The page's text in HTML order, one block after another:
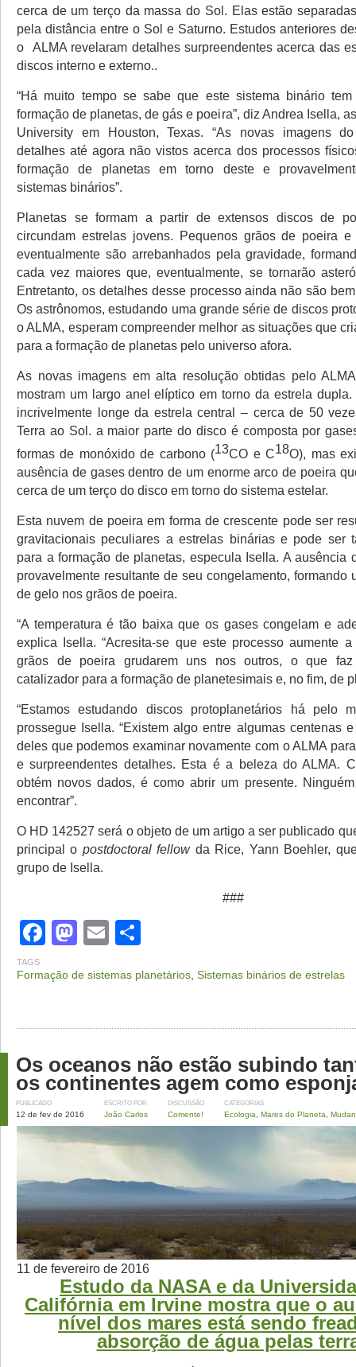
cerca de um terço da massa do Sol. Elas estão
pela distância entre o Sol e Saturno. Estudos anteriores
o ALMA revelaram detalhes surpreendentes acerca das
discos interno e externo..
“Há muito tempo se sabe que este sistema binário
formação de planetas, de gás e poeira”, diz Andrea Isella,
University em Houston, Texas. “As novas imagens
detalhes até agora não vistos acerca dos processos
formação de planetas em torno deste e
sistemas binários”.
Planetas se formam a partir de extensos discos de
circundam estrelas jovens. Pequenos grãos de poeira
eventualmente são arrebanhados pela gravidade,
cada vez maiores que, eventualmente, se tornarão
Entretanto, os detalhes desse processo ainda não são
Os astrônomos, estudando uma grande série de discos
o ALMA, esperam compreender melhor as situações que
para a formação de planetas pelo universo afora.
As novas imagens em alta resolução obtidas pelo
mostram um largo anel elíptico em torno da estrela
incrivelmente longe da estrela central – cerca de 50
Terra ao Sol. a maior parte do disco é composta por
formas de monóxido de carbono (13CO e C18O), mas
ausência de gases dentro de um enorme arco de poeira
cerca de um terço do disco em torno do sistema estelar.
Esta nuvem de poeira em forma de crescente pode ser
gravitacionais peculiares a estrelas binárias e pode ser
para a formação de planetas, especula Isella. A ausência
provavelmente resultante de seu congelamento, formando
de gelo nos grãos de poeira.
“A temperatura é tão baixa que os gases congelam e
explica Isella. “Acresita-se que este processo aumente
grãos de poeira grudarem uns nos outros, o que
catalizador para a formação de planetesimais e, no fim, de
“Estamos estudando discos protoplanetários há pelo
prossegue Isella. “Existem algo entre algumas centenas
deles que podemos examinar novamente com o ALMA
e surpreendentes detalhes. Esta é a beleza do ALMA.
obtém novos dados, é como abrir um presente.
encontrar”.
O HD 142527 será o objeto de um artigo a ser publicado
principal o postdoctoral fellowda Rice, Yann Boehler,
grupo de Isella.
###
Facebook
Mastodon
Email
TAGS
Formação de sistemas planetários, Sistemas binários de estrelas
Os oceanos não estão subindo
os continentes agem como
PUBLICADO
12 de fev de 2016
ESCRITO POR
João Carlos
DISCUSSÃO
Comente!
CATEGORIAS
Ecologia Mares do Planeta
11 de fevereiro de 2016
Estudo da NASA e da
Califórnia em Irvine mostra que o
nível dos mares está sendo
absorção de água pelas